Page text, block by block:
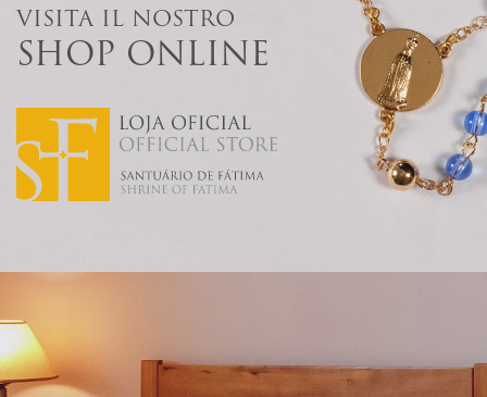
VISITA IL NOSTRO
SHOP ONLINE